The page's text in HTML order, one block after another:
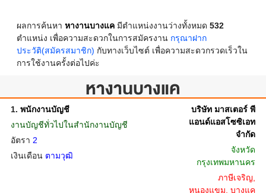
ผลการค้นหา หางานบางแคมีตำแหน่งงานว่างทั้งหมด 532
ตำแหน่ง เพื่อความสะดวกในการสมัครงาน กรุณาฝาก
ประวัติ(สมัครสมาชิก) กับทางเว็บไซต์ เพื่อความสะดวกรวดเร็วใน
การใช้งานครั้งต่อไปค่ะ
หางานบางแค
1. พนักงานบัญชี
งานบัญชีทั่วไปในสำนักงานบัญชี
อัตรา 2
เงินเดือน ตามวุฒิ
บริษัท มาสเตอร์ พี
แอนด์แอสโซซิเอท
จำกัด
จังหวัด
กรุงเทพมหานคร
ภาษีเจริญ,
หนองแขม, บางแค